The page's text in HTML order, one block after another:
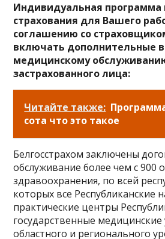
Индивидуальная программа
страхования для Вашего
соглашению со
включать дополнительные
медицинскому
застрахованного лица:
Читайте также:
сота что это такое
Белгосстрахом заключены
обслуживание более чем с 900
здравоохранения, по всей
которых все Республиканские
практические центры
государственные
областного и регионального